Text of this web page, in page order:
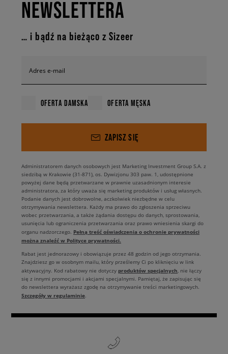
NEWSLETTERA
… i bądź na bieżąco z Sizeer
Adres e-mail
OFERTA DAMSKA OFERTA MĘSKA
ZAPISZ SIĘ
Administratorem danych osobowych jest Marketing Investment Group S.A. z
siedzibą w Krakowie (31-871), os. Dywizjonu 303 paw. 1, udostępnione
powyżej dane będą przetwarzane w prawnie uzasadnionym interesie
administratora, za który uważa się marketing produktów i usług własnych.
Podanie danych jest dobrowolne, aczkolwiek niezbędne w celu
otrzymywania newslettera. Każdy ma prawo do zgłoszenia sprzeciwu
wobec przetwarzania, a także żądania dostępu do danych, sprostowania,
usunięcia lub ograniczenia przetwarzania oraz prawo wniesienia skargi do
organu nadzorczego. Pełną treść oświadczenia o ochronie prywatności
można znaleźć w Polityce prywatności.
Rabat jest jednorazowy i obowiązuje przez 48 godzin od jego otrzymania.
Znajdziesz go w osobnym mailu, który prześlemy Ci po kliknięciu w link
aktywacyjny. Kod rabatowy nie dotyczy produktów specjalnych, nie łączy
się z innymi promocjami i akcjami specjalnymi. Pamiętaj, że zapisując się
do newslettera wyrażasz zgodę na otrzymywanie treści marketingowych.
Szczegóły w regulaminie.